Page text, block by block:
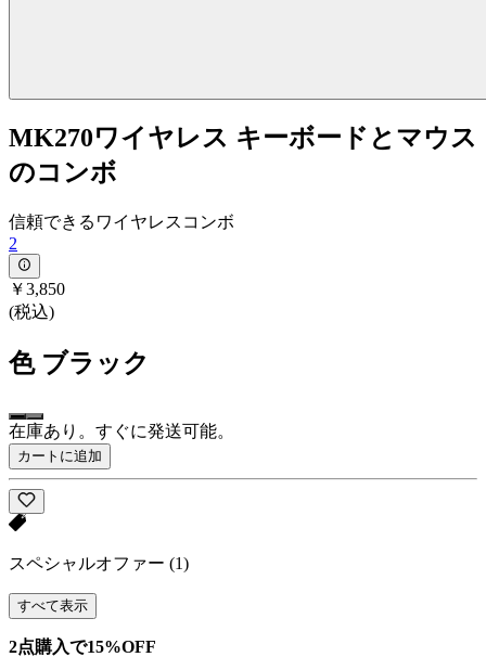
MK270ワイヤレス キーボードとマウス
のコンボ
信頼できるワイヤレスコンボ
2
￥3,850
(税込)
色 ブラック
在庫あり。すぐに発送可能。
カートに追加
スペシャルオファー (1)
すべて表示
2点購入で15%OFF